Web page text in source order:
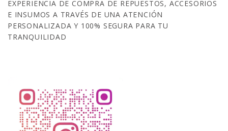
EXPERIENCIA DE COMPRA DE REPUESTOS, ACCESORIOS
E INSUMOS A TRAVÉS DE UNA ATENCIÓN
PERSONALIZADA Y 100% SEGURA PARA TU
TRANQUILIDAD